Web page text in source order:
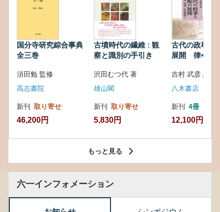
国分寺研究綜合事典
全三巻
須田勉 監修
高志書院
新刊 取り寄せ
46,200円
古墳時代の繊維 : 観
察と識別の手引き
沢田むつ代 著
雄山閣
新刊 取り寄せ
5,830円
古代の政事と
展開 律令・
吉村 武彦 編集
八木書店
新刊 4冊
12,100円
もっと見る
六一インフォメーション